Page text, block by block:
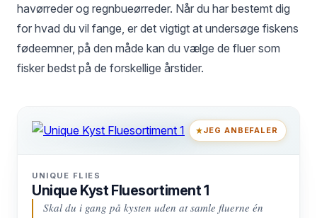
havørreder og regnbueørreder. Når du har bestemt dig
for hvad du vil fange, er det vigtigt at undersøge fiskens
fødeemner, på den måde kan du vælge de fluer som
fisker bedst på de forskellige årstider.
JEG ANBEFALER
UNIQUE FLIES
Unique Kyst Fluesortiment 1
Skal du i gang på kysten uden at samle fluerne én